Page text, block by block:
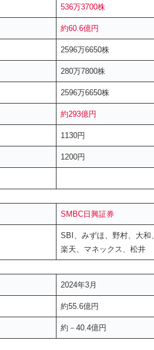
536万3700株
約60.6億円
2596万6650株
280万7800株
2596万6650株
約293億円
1130円
1200円
SMBC日興証券
SBI、みずほ、野村、大和
楽天、マネックス、松井
2024年3月
約55.6億円
約－40.4億円